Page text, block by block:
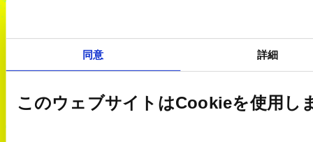
同意 詳細
このウェブサイトはCookieを使用し
詳細はゲーム内のお知
ださい。